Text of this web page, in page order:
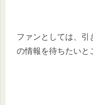
ファンとしては、引
の情報を待ちたいと